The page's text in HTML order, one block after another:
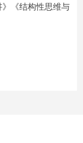
》《结构性思维与